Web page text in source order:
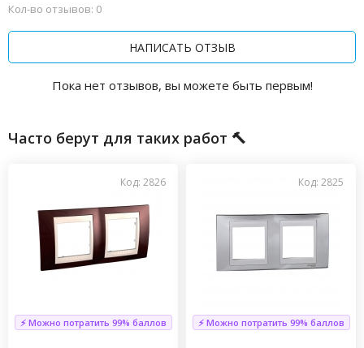
Кол-во отзывов: 0
НАПИСАТЬ ОТЗЫВ
Пока нет отзывов, вы можете быть первым!
Часто берут для таких работ 🔨
Код: 2826
⚡ Можно потратить 99% баллов
Код: 2825
⚡ Можно потратить 99% баллов